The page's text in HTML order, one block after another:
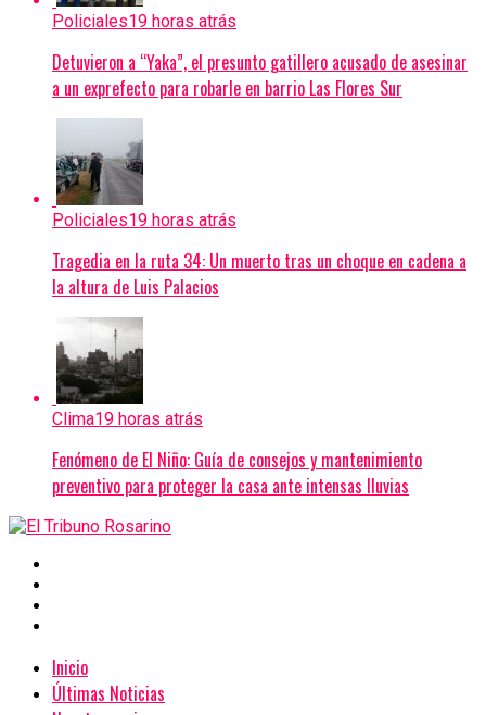
Policiales19 horas atrás
Detuvieron a “Yaka”, el presunto gatillero acusado de asesinar
a un exprefecto para robarle en barrio Las Flores Sur
Policiales19 horas atrás
Tragedia en la ruta 34: Un muerto tras un choque en cadena a
la altura de Luis Palacios
Clima19 horas atrás
Fenómeno de El Niño: Guía de consejos y mantenimiento
preventivo para proteger la casa ante intensas lluvias
Inicio
Últimas Noticias